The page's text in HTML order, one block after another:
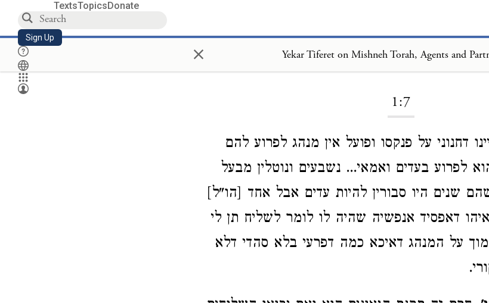
TextsTopicsDonate
Sign Up × Yekar Tiferet on Mishneh Torah, Agents and
1:7
דחנוני על פנקסו ופועל אין מנהג לפרוע להם
לפרוע בעדים ואמאי... נשבעים ונוטלין מבעל
שנים היו סבורין להיות עדים אבל אחד [הו"ל]
דאפסיד אנפשיה שהיה לו לומר לשליח תן לי
על המנהג דאיכא כמה דפרעי בלא סהדי דלא